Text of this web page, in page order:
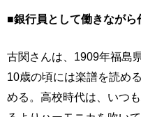
■銀行員として働きながら
古関さんは、1909年福島
10歳の頃には楽譜を読め
める。高校時代は、いつ